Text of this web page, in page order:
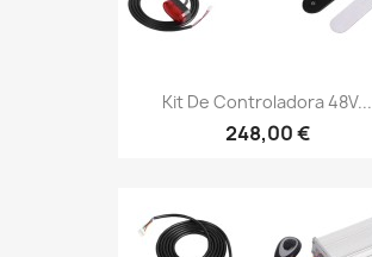
Kit De Controladora 48V...
248,00 €